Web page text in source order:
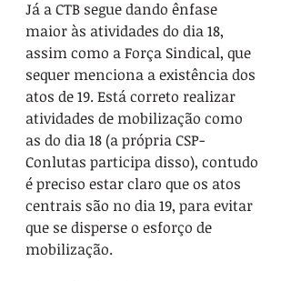
Já a CTB segue dando ênfase
maior às atividades do dia 18,
assim como a Força Sindical, que
sequer menciona a existência dos
atos de 19. Está correto realizar
atividades de mobilização como
as do dia 18 (a própria CSP-
Conlutas participa disso), contudo
é preciso estar claro que os atos
centrais são no dia 19, para evitar
que se disperse o esforço de
mobilização.